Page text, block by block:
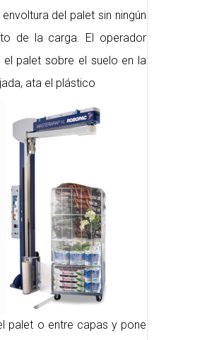
del palet sin ningún
de la carga. El operador
el palet sobre el suelo en la
ata el plástico
palet o entre capas y pone